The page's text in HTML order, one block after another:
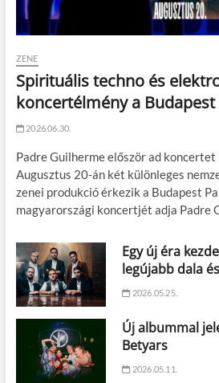
ZENE
Spirituális techno és
koncertélmény a
2026.06.30.
Padre Guilherme először ad
Augusztus 20-án két különleges
zenei produkció érkezik a Budapest
magyarországi koncertjét adja Padre
Egy új éra
legújabb dala és
2026.05.25.
Új albummal
Betyars
2026.05.11.